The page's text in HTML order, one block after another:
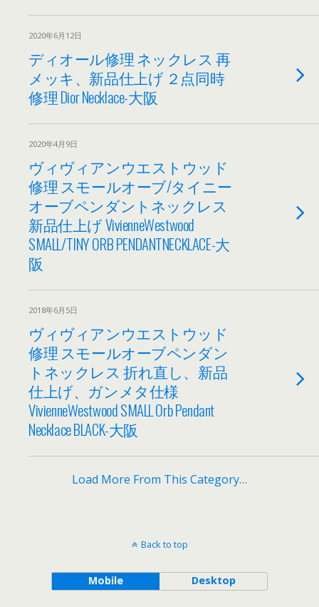
2020年6月12日
ディオール修理 ネックレス 再
メッキ、新品仕上げ ２点同時
修理 Dior Necklace-大阪
2020年4月9日
ヴィヴィアンウエストウッド
修理 スモールオーブ/タイニー
オーブペンダントネックレス
新品仕上げ VivienneWestwood
SMALL/TINY ORB PENDANTNECKLACE-大
阪
2018年6月5日
ヴィヴィアンウエストウッド
修理 スモールオーブペンダン
トネックレス 折れ直し、新品
仕上げ、ガンメタ仕様
VivienneWestwood SMALL Orb Pendant
Necklace BLACK-大阪
Load More From This Category…
Back to top
Mobile Desktop